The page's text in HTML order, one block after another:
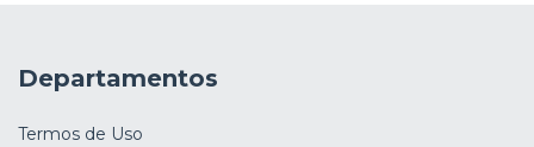
Departamentos
Termos de Uso